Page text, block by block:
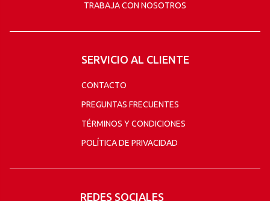
TRABAJA CON NOSOTROS
SERVICIO AL CLIENTE
CONTACTO
PREGUNTAS FRECUENTES
TÉRMINOS Y CONDICIONES
POLÍTICA DE PRIVACIDAD
REDES SOCIALES